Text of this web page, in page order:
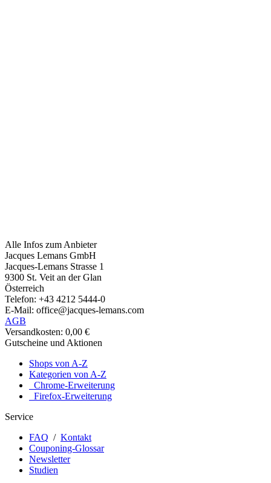
Alle Infos zum Anbieter
Jacques Lemans GmbH
Jacques-Lemans Strasse 1
9300 St. Veit an der Glan
Österreich
Telefon: +43 4212 5444-0
E-Mail: office@jacques-lemans.com
AGB
Versandkosten: 0,00 €
Gutscheine und Aktionen
Shops von A-Z
Kategorien von A-Z
Chrome-Erweiterung
Firefox-Erweiterung
Service
FAQ / Kontakt
Couponing-Glossar
Newsletter
Studien